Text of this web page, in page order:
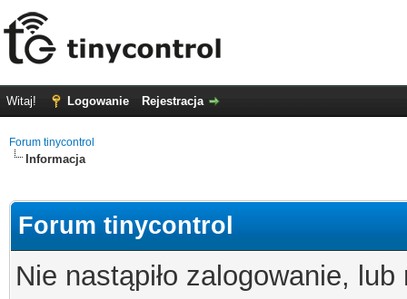
Witaj! Logowanie Rejestracja
Forum tinycontrol
Informacja
Forum tinycontrol
Nie nastąpiło zalogowanie,